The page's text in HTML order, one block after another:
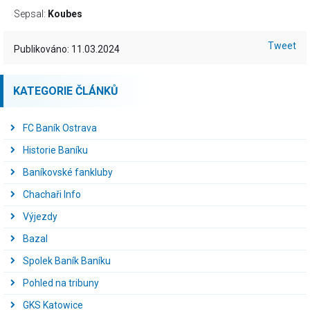
Sepsal: Koubes
Publikováno: 11.03.2024 Tweet
KATEGORIE ČLÁNKŮ
FC Baník Ostrava
Historie Baníku
Baníkovské fankluby
Chachaři Info
Výjezdy
Bazal
Spolek Baník Baníku
Pohled na tribuny
GKS Katowice